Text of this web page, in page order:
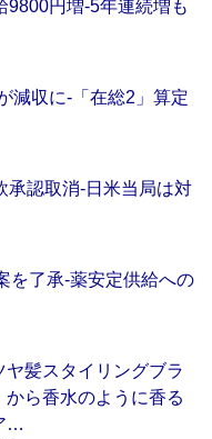
9800円増‐5年連続増も
減収に‐「在総2」算定
承認取消‐日米当局は対
を了承‐薬安定供給への
ヤ髪スタイリングブラ
から香水のように香る
…